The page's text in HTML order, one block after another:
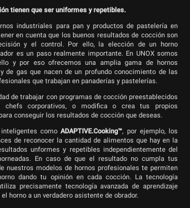
tienen que ser uniformes y repetibles.
industriales para pan y productos de pastelería en
en cuenta que los buenos resultados de cocción son
y el control. Por ello, la elección de un horno
es un paso realmente importante. En UNOX somos
y por eso ofrecemos una amplia gama de hornos
de gas que nacen de un profundo conocimiento de las
que trabajan en panaderías y pastelerías.
de trabajar con programas de cocción preestablecidos
chefs corporativos, o modifica o crea tus propios
conseguir los resultados de cocción que deseas.
inteligentes comoADAPTIVE.Cooking™, por ejemplo, los
de reconocer la cantidad de alimentos que hay en la
unformes y repetibles independientemente del
En caso de que el resultado no cumpla tus
nuestros modelos de hornos profesionales te permiten
dando tu opinión en cada cocción. La tecnología
precisamente tecnología avanzada de aprendizaje
horno a un verdadero asistente de obrador.